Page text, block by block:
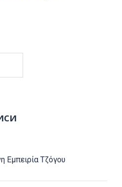
Εμπειρία Τζόγου